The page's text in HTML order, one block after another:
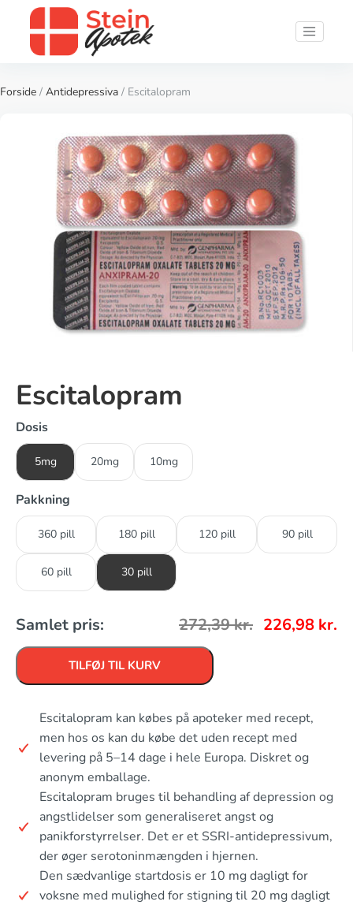
Forside / Antidepressiva / Escitalopram
Escitalopram
Dosis
5mg 20mg 10mg
Pakkning
360 pill 180 pill 120 pill 90 pill
60 pill 30 pill
Samlet pris: 272,39kr. 226,98 kr.
TILFØJ TIL KURV
Escitalopram kan købes på apoteker med recept,
men hos os kan du købe det uden recept med
levering på 5–14 dage i hele Europa. Diskret og
anonym emballage.
Escitalopram bruges til behandling af depression og
angstlidelser som generaliseret angst og
panikforstyrrelser. Det er et SSRI-antidepressivum,
der øger serotoninmængden i hjernen.
Den sædvanlige startdosis er 10 mg dagligt for
voksne med mulighed for stigning til 20 mg dagligt